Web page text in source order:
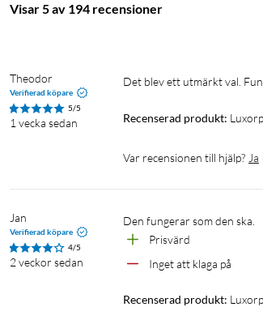
Visar 5 av 194 recensioner
Theodor
Verifierad köpare
5/5
1 vecka sedan
Det blev ett utmärkt val.
Recenserad produkt:
Var recensionen till hjälp? Ja
Jan
Verifierad köpare
4/5
2 veckor sedan
Den fungerar som den ska.
Prisvärd
Inget att klaga på
Recenserad produkt: